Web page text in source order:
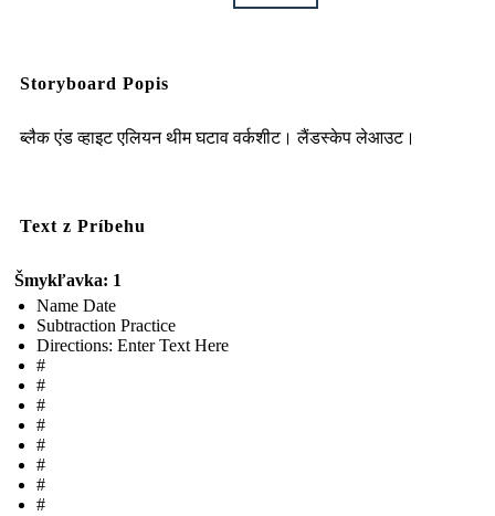
Storyboard Popis
ब्लैक एंड व्हाइट एलियन थीम घटाव वर्कशीट। लैंडस्केप लेआउट।
Text z Príbehu
Šmykľavka: 1
Name Date
Subtraction Practice
Directions: Enter Text Here
#
#
#
#
#
#
#
#